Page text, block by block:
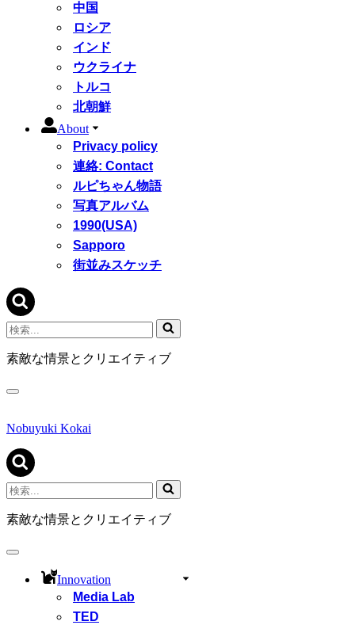
中国
ロシア
インド
ウクライナ
トルコ
北朝鮮
About
Privacy policy
連絡: Contact
ルピちゃん物語
写真アルバム
1990(USA)
Sapporo
街並みスケッチ
検
索...
素敵な情景とクリエイティブ
ナ
ゲ
シ
ョ
ン
メ
ニ
ュ
Nobuyuki Kokai
検
索...
素敵な情景とクリエイティブ
ナ
Innovation
Media Lab
TED